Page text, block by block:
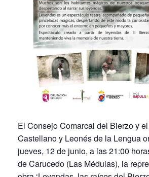
El Consejo Comarcal del Bierzo y
Castellano y Leonés de la Lengua
jueves, 12 de junio, a las 21:00
de Carucedo (Las Médulas), la